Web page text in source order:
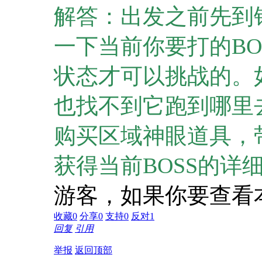
解答：出发之前先
一下当前你要打的
状态才可以挑战的
也找不到它跑到哪里
购买区域神眼道具
获得当前BOSS的详
游客，如果你要查
收藏0 分享0 支持0 反对1
回复 引用
举报 返回顶部